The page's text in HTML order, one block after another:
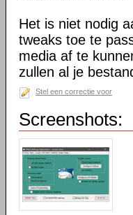
Het is niet nodig
tweaks toe te
media af te
zullen al je
Stel een correctie voor
Screenshots: